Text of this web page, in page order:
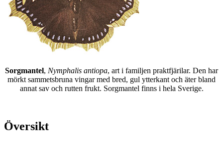
Sorgmantel, Nymphalis antiopa, art i familjen praktfjärilar. Den har
mörkt sammetsbruna vingar med bred, gul ytterkant och äter bland
annat sav och rutten frukt. Sorgmantel finns i hela Sverige.
Översikt